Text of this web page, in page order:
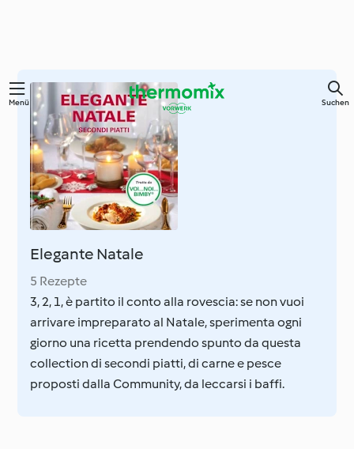
Zum
Hauptinhalt
springen
Menü Suchen
Elegante Natale
5 Rezepte
3, 2, 1, è partito il conto alla rovescia: se non vuoi
arrivare impreparato al Natale, sperimenta ogni
giorno una ricetta prendendo spunto da questa
collection di secondi piatti, di carne e pesce
proposti dalla Community, da leccarsi i baffi.